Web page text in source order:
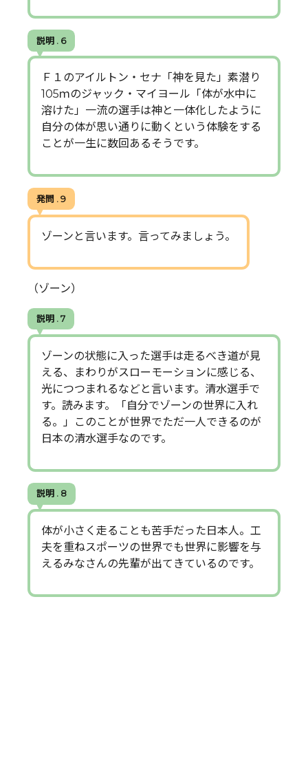
説明 . 6
Ｆ１のアイルトン・セナ「神を見た」素潜り
105ｍのジャック・マイヨール「体が水中に
溶けた」一流の選手は神と一体化したように
自分の体が思い通りに動くという体験をする
ことが一生に数回あるそうです。
発問 . 9
ゾーンと言います。言ってみましょう。
（ゾーン）
説明 . 7
ゾーンの状態に入った選手は走るべき道が見
える、まわりがスローモーションに感じる、
光につつまれるなどと言います。清水選手で
す。読みます。「自分でゾーンの世界に入れ
る。」このことが世界でただ一人できるのが
日本の清水選手なのです。
説明 . 8
体が小さく走ることも苦手だった日本人。工
夫を重ねスポーツの世界でも世界に影響を与
えるみなさんの先輩が出てきているのです。